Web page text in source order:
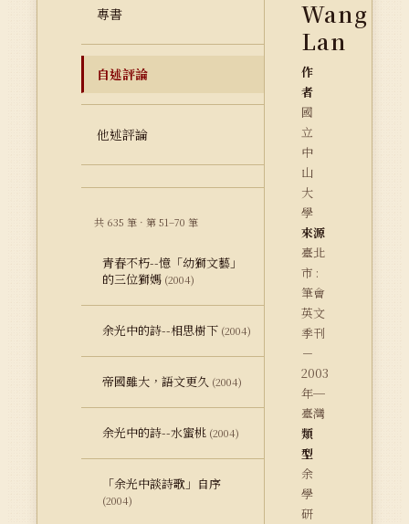
專書
自述評論
他述評論
共 635 筆 · 第 51–70 筆
青春不朽--憶「幼獅文藝」
的三位獅媽 (2004)
余光中的詩--相思樹下 (2004)
帝國雖大，語文更久 (2004)
余光中的詩--水蜜桃 (2004)
「余光中談詩歌」自序
(2004)
Wang
Lan
作
者
國
立
中
山
大
學
來源
臺北
市 :
筆會
英文
季刊
－
2003
年─
臺灣
類
型
余
學
研